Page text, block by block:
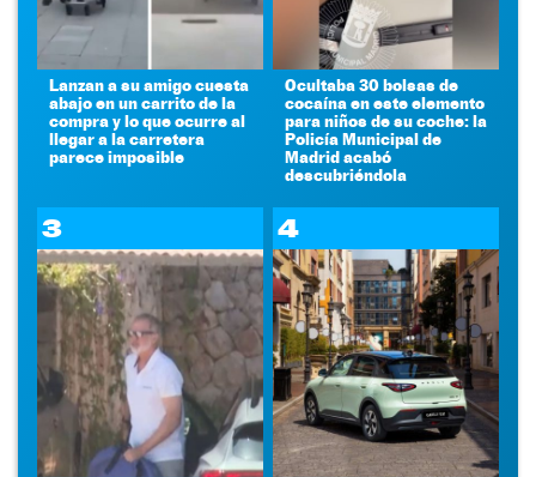
Lanzan a su amigo cuesta
abajo en un carrito de la
compra y lo que ocurre al
llegar a la carretera
parece imposible
Ocultaba 30 bolsas de
cocaína en este elemento
para niños de su coche: la
Policía Municipal de
Madrid acabó
descubriéndola
3 4